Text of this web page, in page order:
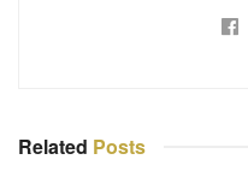
Related Posts